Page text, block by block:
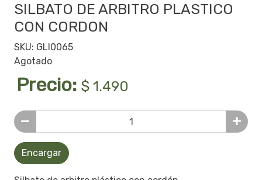
SILBATO DE ARBITRO PLASTICO
CON CORDON
SKU: GLI0065
Agotado
Precio: $ 1.490
Encargar